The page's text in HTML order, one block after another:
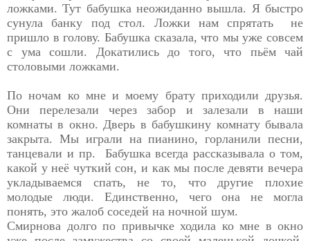
ложками. Тут бабушка неожиданно вышла. Я быстро
сунула банку под стол. Ложки нам спрятать не
пришло в голову. Бабушка сказала, что мы уже совсем
с ума сошли. Докатились до того, что пьём чай
столовыми ложками.
По ночам ко мне и моему брату приходили друзья.
Они перелезали через забор и залезали в наши
комнаты в окно. Дверь в бабушкину комнату бывала
закрыта. Мы играли на пианино, горланили песни,
танцевали и пр. Бабушка всегда рассказывала о том,
какой у неё чуткий сон, и как мы после девяти вечера
укладываемся спать, не то, что другие плохие
молодые люди. Единственно, чего она не могла
понять, это жалоб соседей на ночной шум.
Смирнова долго по привычке ходила ко мне в окно